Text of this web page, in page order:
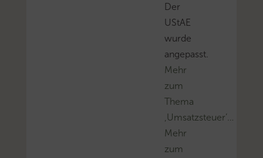
Der
UStAE
wurde
angepasst.
Mehr
zum
Thema
‚Umsatzsteuer’…
Mehr
zum